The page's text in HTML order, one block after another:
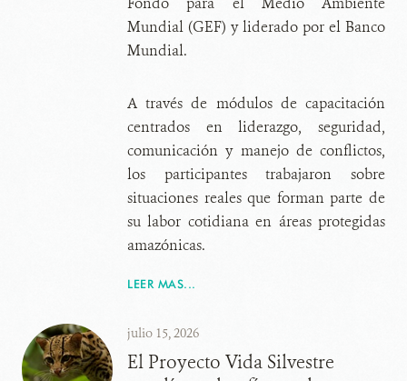
Mundial (GEF) y liderado por el Banco
Mundial.
A través de módulos de capacitación
centrados en liderazgo, seguridad,
comunicación y manejo de conflictos,
los participantes trabajaron sobre
situaciones reales que forman parte de
su labor cotidiana en áreas protegidas
amazónicas.
LEER MAS...
julio 15, 2026
El Proyecto Vida Silvestre